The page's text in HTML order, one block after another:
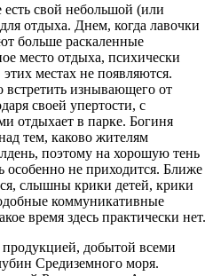
свой небольшой (или
отдыха. Днем, когда лавочки
больше раскаленные
место отдыха, психически
местах не появляются.
встретить изнывающего от
своей упертости, с
отдыхает в парке. Богиня
тем, каково жителям
поэтому на хорошую тень
особенно не приходится. Ближе
слышны крики детей, крики
коммуникативные
время здесь практически нет.
добытой всеми
Средиземного моря.